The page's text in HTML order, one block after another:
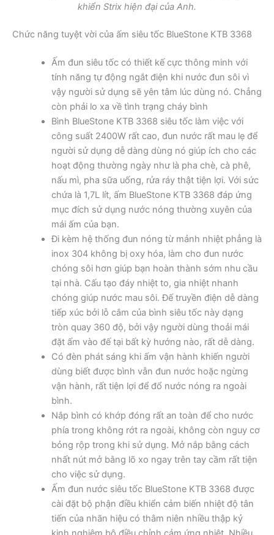
khiển Strix hiện đại của Anh.
Chức năng tuyệt vời của ấm siêu tốc BlueStone KTB 3368
Ấm đun siêu tốc có thiết kế cực thông minh với
tính năng tự động ngắt điện khi nước đun sôi vì
vậy người sử dụng sẽ yên tâm lúc dùng nó. Chẳng
còn phải lo xa về tình trạng cháy bình
Bình BlueStone KTB 3368 siêu tốc làm việc với
công suất 2400W rất cao, đun nước rất mau lẹ để
người sử dụng dễ dàng dùng nó giúp ích cho các
hoạt động thường ngày như là pha chè, cà phê,
nấu mì, pha sữa uống, rửa ráy thật tiện lợi. Với sức
chứa là 1,7L lít, ấm BlueStone KTB 3368 đáp ứng
mục đích sử dụng nước nóng thường xuyên của
mái ấm của bạn.
Đi kèm hệ thống đun nóng từ mảnh nhiệt phẳng là
inox 304 không bị oxy hóa, làm cho đun nước
chóng sôi hơn giúp bạn hoàn thành sớm nhu cầu
tại nhà. Cấu tạo đáy nhiệt to, gia nhiệt nhanh
chóng giúp nước mau sôi. Đế truyền điện dễ dàng
tiếp xúc bởi lỗ cắm của bình siêu tốc này dạng
tròn quay 360 độ, bởi vậy người dùng thoải mái
đặt ấm vào đế tại bất kỳ hướng nào, rất dễ dàng.
Có đèn phát sáng khi ấm vận hành khiến người
dùng biết được bình vẫn đun nước hoặc ngừng
vận hành, rất tiện lợi để đổ nước nóng ra ngoài
bình.
Nắp bình có khớp đóng rất an toàn để cho nước
phía trong không rớt ra ngoài, không còn nguy cơ
bỏng rộp trong khi sử dụng. Mở nắp bằng cách
nhất nút mở bằng lõ xo ngay trên tay cầm rất tiện
cho việc sử dụng.
Ấm đun nước siêu tốc BlueStone KTB 3368 được
cài đặt bộ phận điều khiển cảm biến nhiệt độ tân
tiến của nhãn hiệu có thâm niên nhiều thập kỷ